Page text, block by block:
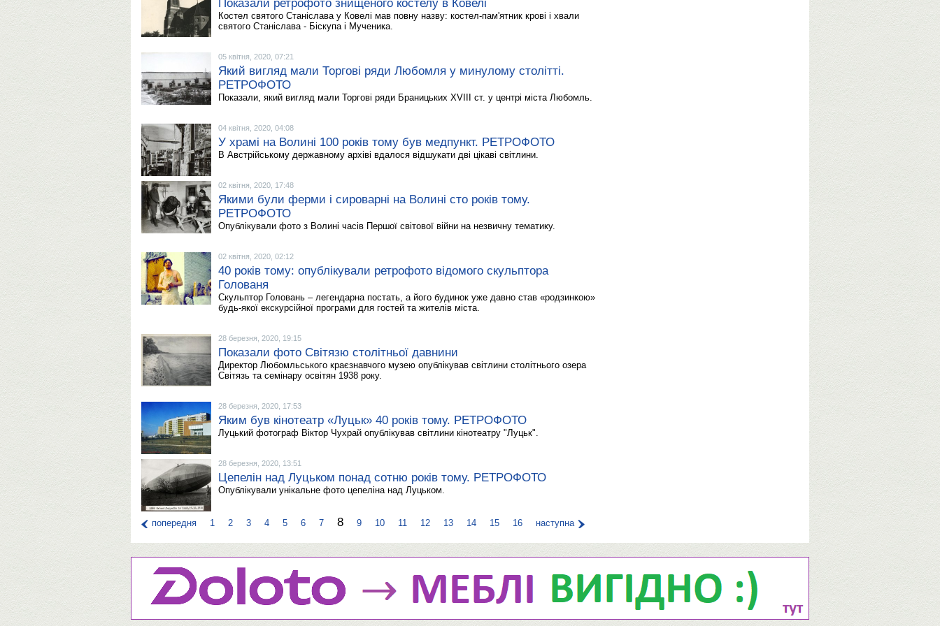
Показали ретрофото знищеного костелу в Ковелі
Костел святого Станіслава у Ковелі мав повну назву: костел-пам'ятник крові і хвали
святого Станіслава - Біскупа і Мученика.
05 квітня, 2020, 07:21
Який вигляд мали Торгові ряди Любомля у минулому столітті.
РЕТРОФОТО
Показали, який вигляд мали Торгові ряди Браницьких XVIII ст. у центрі міста Любомль.
04 квітня, 2020, 04:08
У храмі на Волині 100 років тому був медпункт. РЕТРОФОТО
В Австрійському державному архіві вдалося відшукати дві цікаві світлини.
02 квітня, 2020, 17:48
Якими були ферми і сироварні на Волині сто років тому.
РЕТРОФОТО
Опублікували фото з Волині часів Першої світової війни на незвичну тематику.
02 квітня, 2020, 02:12
40 років тому: опублікували ретрофото відомого скульптора
Голованя
Скульптор Головань – легендарна постать, а його будинок уже давно став «родзинкою»
будь-якої екскурсійної програми для гостей та жителів міста.
28 березня, 2020, 19:15
Показали фото Світязю столітньої давнини
Директор Любомльського краєзнавчого музею опублікував світлини столітнього озера
Світязь та семінару освітян 1938 року.
28 березня, 2020, 17:53
Яким був кінотеатр «Луцьк» 40 років тому. РЕТРОФОТО
Луцький фотограф Віктор Чухрай опублікував світлини кінотеатру "Луцьк".
28 березня, 2020, 13:51
Цепелін над Луцьком понад сотню років тому. РЕТРОФОТО
Опублікували унікальне фото цепеліна над Луцьком.
попередня 1 2 3 4 5 6 7 8 9 10 11 12 13 14 15 16 наступна